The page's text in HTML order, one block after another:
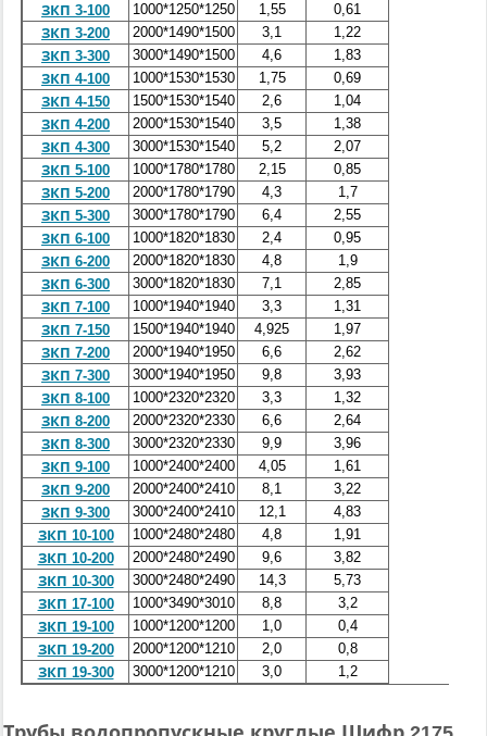
ЗКП 3-100
1000*1250*1250 1,55
0,61
ЗКП 3-200
2000*1490*1500 3,1
1,22
ЗКП 3-300
3000*1490*1500 4,6
1,83
ЗКП 4-100
1000*1530*1530 1,75
0,69
ЗКП 4-150
1500*1530*1540 2,6
1,04
ЗКП 4-200
2000*1530*1540 3,5
1,38
ЗКП 4-300
3000*1530*1540 5,2
2,07
ЗКП 5-100
1000*1780*1780 2,15
0,85
ЗКП 5-200
2000*1780*1790 4,3
1,7
ЗКП 5-300
3000*1780*1790 6,4
2,55
ЗКП 6-100
1000*1820*1830 2,4
0,95
ЗКП 6-200
2000*1820*1830 4,8
1,9
ЗКП 6-300
3000*1820*1830 7,1
2,85
ЗКП 7-100
1000*1940*1940 3,3
1,31
ЗКП 7-150
1500*1940*1940 4,925
1,97
ЗКП 7-200
2000*1940*1950 6,6
2,62
ЗКП 7-300
3000*1940*1950 9,8
3,93
ЗКП 8-100
1000*2320*2320 3,3
1,32
ЗКП 8-200
2000*2320*2330 6,6
2,64
ЗКП 8-300
3000*2320*2330 9,9
3,96
ЗКП 9-100
1000*2400*2400 4,05
1,61
ЗКП 9-200
2000*2400*2410 8,1
3,22
ЗКП 9-300
3000*2400*2410 12,1
4,83
ЗКП 10-100
1000*2480*2480 4,8
1,91
ЗКП 10-200
2000*2480*2490 9,6
3,82
ЗКП 10-300
3000*2480*2490 14,3
5,73
ЗКП 17-100
1000*3490*3010 8,8
3,2
ЗКП 19-100
1000*1200*1200 1,0
0,4
ЗКП 19-200
2000*1200*1210 2,0
0,8
ЗКП 19-300
3000*1200*1210 3,0 1,2